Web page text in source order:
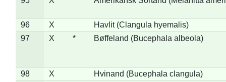
96 X
Havlit (Clangula hyemalis)
97
X * Bøffeland (Bucephala albeola)
98 X
Hvinand (Bucephala clangula)